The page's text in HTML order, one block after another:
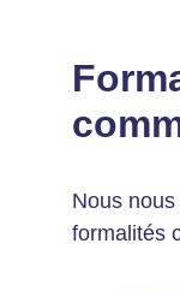
Nous
formalités